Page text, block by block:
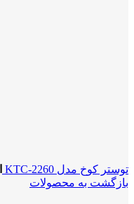
توستر کوخ مدل KTC-2260
بازگشت به محصولات